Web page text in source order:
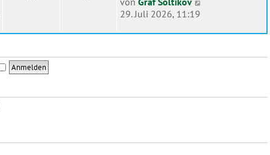
a
e
r
B
i
e
t
B
r
29. Juli 2026, 11:19